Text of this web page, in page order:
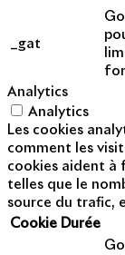
_gat
Analytics
Analytics
Les cookies
comment les
cookies aident à
telles que le
source du trafic,
Cookie Durée